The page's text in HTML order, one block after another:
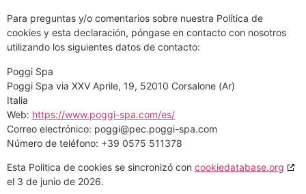
Para preguntas y/o comentarios sobre nuestra Política de
cookies y esta declaración, póngase en contacto con nosotros
utilizando los siguientes datos de contacto:
Poggi Spa
Poggi Spa via XXV Aprile, 19, 52010 Corsalone (Ar)
Italia
Web: https://www.poggi-spa.com/es/
Correo electrónico: poggi@pec.poggi-spa.com
Número de teléfono: +39 0575 511378
Esta Politica de cookies se sincronizó con cookiedatabase.org
el 3 de junio de 2026.